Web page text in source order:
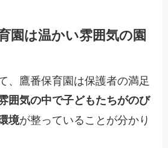
園は温かい雰囲気の園
、鷹番保育園は保護者の満足
囲気の中で子どもたちがのび
境が整っていることが分かり